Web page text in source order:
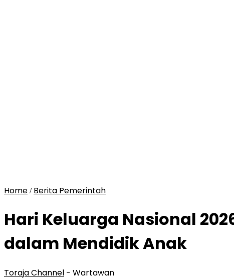
Home / Berita Pemerintah
Hari Keluarga Nasional
dalam Mendidik Anak
Toraja Channel - Wartawan